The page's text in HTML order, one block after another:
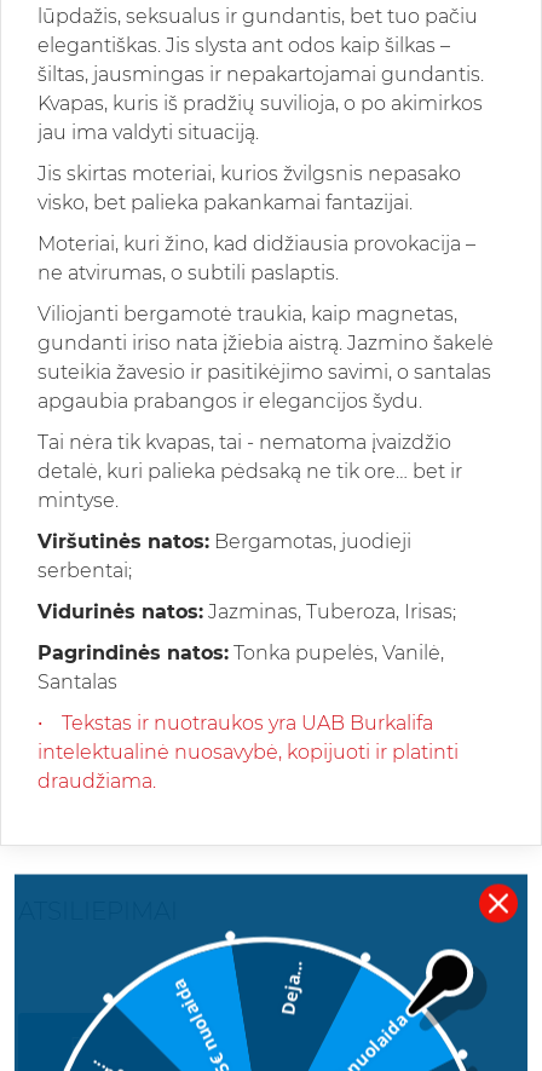
lūpdažis, seksualus ir gundantis, bet tuo pačiu
elegantiškas. Jis slysta ant odos kaip šilkas –
šiltas, jausmingas ir nepakartojamai gundantis.
Kvapas, kuris iš pradžių suvilioja, o po akimirkos
jau ima valdyti situaciją.
Jis skirtas moteriai, kurios žvilgsnis nepasako
visko, bet palieka pakankamai fantazijai.
Moteriai, kuri žino, kad didžiausia provokacija –
ne atvirumas, o subtili paslaptis.
Viliojanti bergamotė traukia, kaip magnetas,
gundanti iriso nata įžiebia aistrą. Jazmino šakelė
suteikia žavesio ir pasitikėjimo savimi, o santalas
apgaubia prabangos ir elegancijos šydu.
Tai nėra tik kvapas, tai - nematoma įvaizdžio
detalė, kuri palieka pėdsaką ne tik ore… bet ir
mintyse.
Viršutinės natos: Bergamotas, juodieji
serbentai;
Vidurinės natos: Jazminas, Tuberoza, Irisas;
Pagrindinės natos: Tonka pupelės, Vanilė,
Santalas
• Tekstas ir nuotraukos yra UAB Burkalifa
intelektualinė nuosavybė, kopijuoti ir platinti
draudžiama.
PARAŠYKITE SAVO ATSILIEPIMĄ2€ nuolaida
5€ nuolaida Deja...